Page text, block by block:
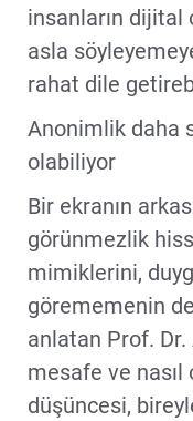
insanların
asla
rahat dile
Anonimlik daha
olabiliyor
Bir ekranın
görünmezlik
mimiklerini,
görememenin de
anlatan Prof.
mesafe ve nasıl
düşüncesi,